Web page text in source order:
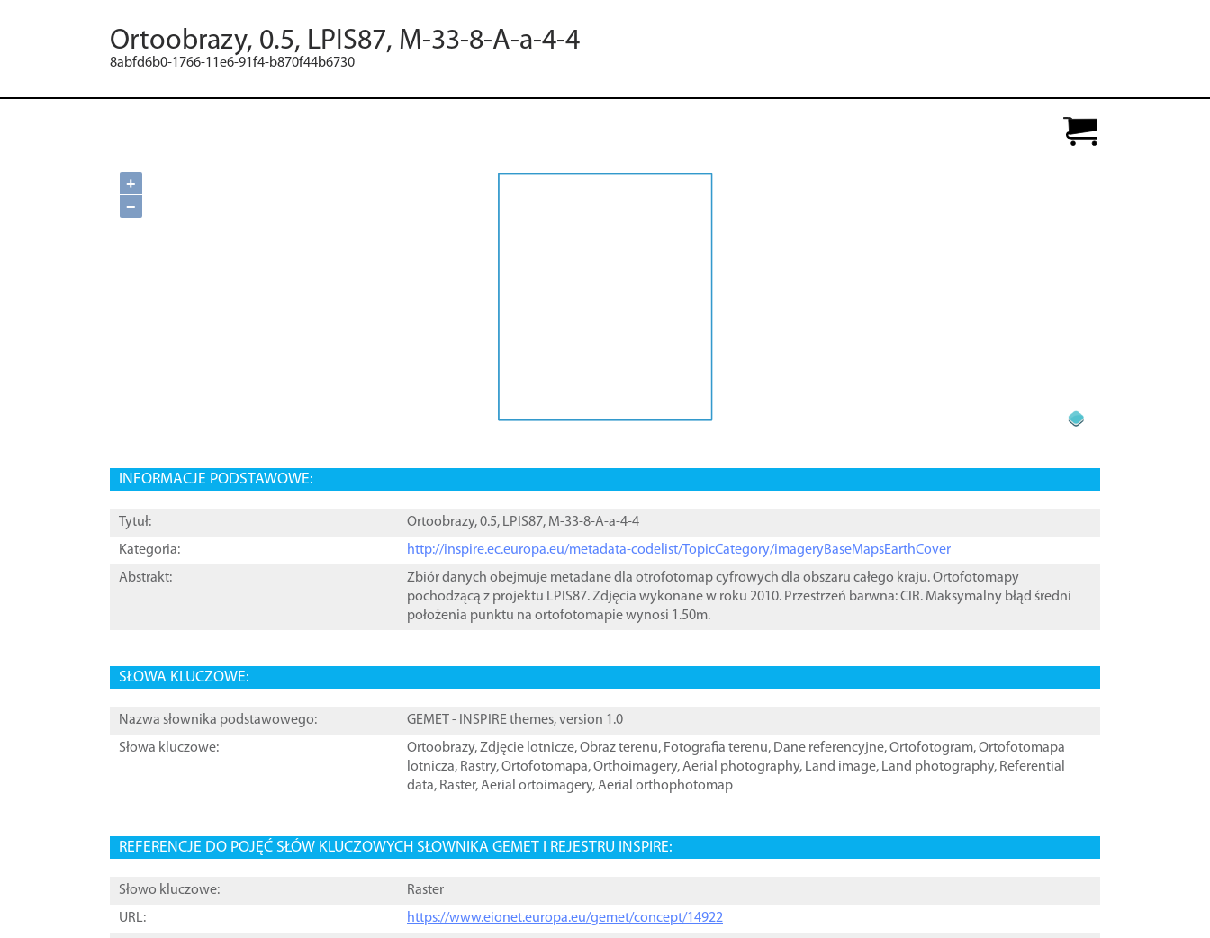
Ortoobrazy, 0.5, LPIS87, M-33-8-A-a-4-4
8abfd6b0-1766-11e6-91f4-b870f44b6730
+
−
INFORMACJE PODSTAWOWE:
Tytuł:
Ortoobrazy, 0.5, LPIS87, M-33-8-A-a-4-4
Kategoria:
http://inspire.ec.europa.eu/metadata-codelist/TopicCategory/imageryBaseMapsEarthCover
Abstrakt:
Zbiór danych obejmuje metadane dla otrofotomap cyfrowych dla obszaru całego kraju. Ortofotomapy
pochodzącą z projektu LPIS87. Zdjęcia wykonane w roku 2010. Przestrzeń barwna: CIR. Maksymalny błąd średni
położenia punktu na ortofotomapie wynosi 1.50m.
SŁOWA KLUCZOWE:
Nazwa słownika podstawowego:
GEMET - INSPIRE themes, version 1.0
Słowa kluczowe:
Ortoobrazy,Zdjęcie lotnicze,Obraz terenu, Fotografia terenu, Dane referencyjne,Ortofotogram,Ortofotomapa
lotnicza, Rastry,Ortofotomapa,Orthoimagery,Aerial photography, Land image, Land photography, Referential
data, Raster,Aerial ortoimagery,Aerial orthophotomap
REFERENCJE DO POJĘĆ SŁÓW KLUCZOWYCH SŁOWNIKA GEMET I REJESTRU INSPIRE:
Słowo kluczowe:
Raster
URL:
https://www.eionet.europa.eu/gemet/concept/14922